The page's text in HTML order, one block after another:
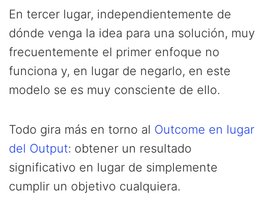
En tercer lugar, independientemente de
dónde venga la idea para una solución, muy
frecuentemente el primer enfoque no
funciona y, en lugar de negarlo, en este
modelo se es muy consciente de ello.
Todo gira más en torno al Outcome en lugar
del Output: obtener un resultado
significativo en lugar de simplemente
cumplir un objetivo cualquiera.